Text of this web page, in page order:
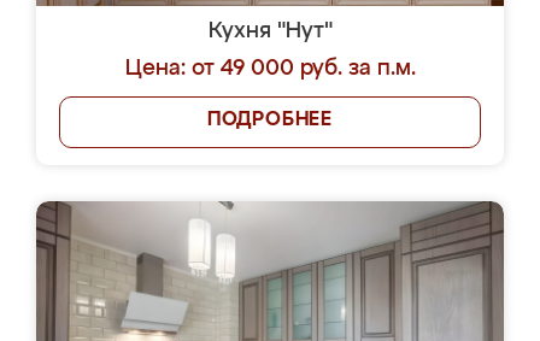
Кухня "Нут"
Цена: от 49 000 руб. за п.м.
ПОДРОБНЕЕ